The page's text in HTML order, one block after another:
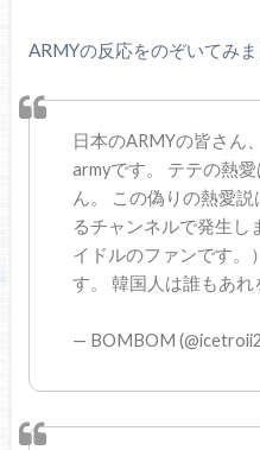
ARMYの反応をのぞいてみま
日本のARMYの皆さん
armyです。 テテの熱
ん。 この偽りの熱愛
るチャンネルで発生し
イドルのファンです。
す。 韓国人は誰もあれ
— BOMBOM